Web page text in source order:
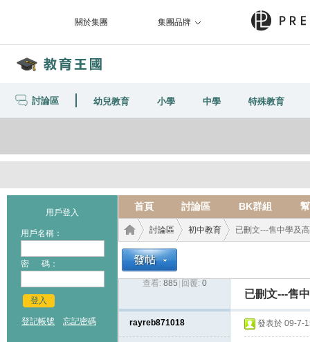
關於集團 集團品牌
討論區 幼兒教育 小學 中學 特殊教育
用戶登入
用戶名稱：
密 碼：
登入
登記帳號 忘記密碼
首頁 討論區 BK群組
討論區
›
初中教育 已刪文---售中學及
查看: 885 回覆: 0
已刪文---售
rayreb871018 發表於 09-7-